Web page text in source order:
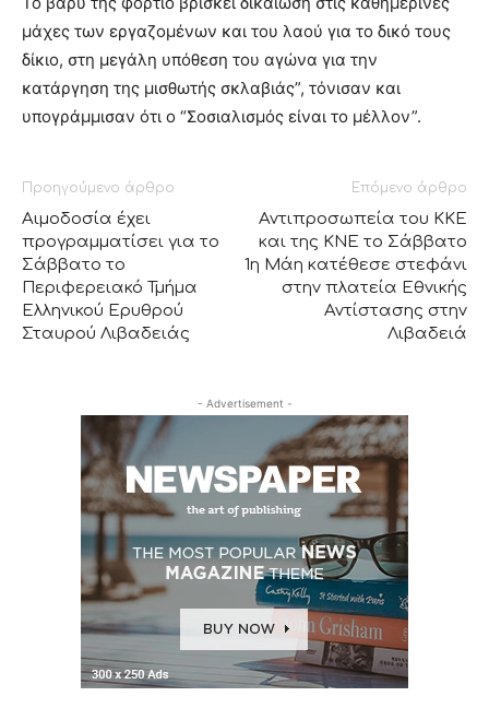
μάχες των εργαζομένων και του λαού για το δικό τους
δίκιο, στη μεγάλη υπόθεση του αγώνα για την
κατάργηση της μισθωτής σκλαβιάς”, τόνισαν και
υπογράμμισαν ότι ο “Σοσιαλισμός είναι το μέλλον”.
Προηγούμενο άρθρο
Αιμοδοσία έχει
προγραμματίσει για το
Σάββατο το
Περιφερειακό Τμήμα
Ελληνικού Ερυθρού
Σταυρού Λιβαδειάς
Επόμενο άρθρο
Αντιπροσωπεία του ΚΚΕ
και της ΚΝΕ το Σάββατο
1η Μάη κατέθεσε στεφάνι
στην πλατεία Εθνικής
Αντίστασης στην
Λιβαδειά
- Advertisement -